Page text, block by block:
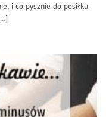
i co pysznie do posiłku